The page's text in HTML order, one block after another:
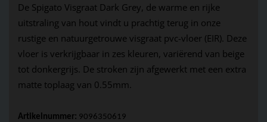
De Spigato Visgraat Dark Grey, de warme en rijke
uitstraling van hout vindt u prachtig terug in onze
rustige en natuurgetrouwe visgraat pvc-vloer (EIR). Deze
vloer is verkrijgbaar in zes kleuren, variërend van beige
tot donkergrijs. De stroken zijn afgewerkt met een extra
matte toplaag van 0.55mm.
Artikelnummer: 9096350619